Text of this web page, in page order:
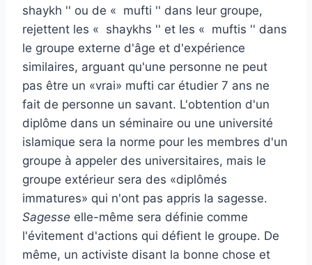
shaykh '' ou de « mufti '' dans leur groupe,
rejettent les « shaykhs '' et les « muftis '' dans
le groupe externe d'âge et d'expérience
similaires, arguant qu'une personne ne peut
pas être un «vrai» mufti car étudier 7 ans ne
fait de personne un savant. L'obtention d'un
diplôme dans un séminaire ou une université
islamique sera la norme pour les membres d'un
groupe à appeler des universitaires, mais le
groupe extérieur sera des «diplômés
immatures» qui n'ont pas appris la sagesse.
Sagesse elle-même sera définie comme
l'évitement d'actions qui défient le groupe. De
même, un activiste disant la bonne chose et